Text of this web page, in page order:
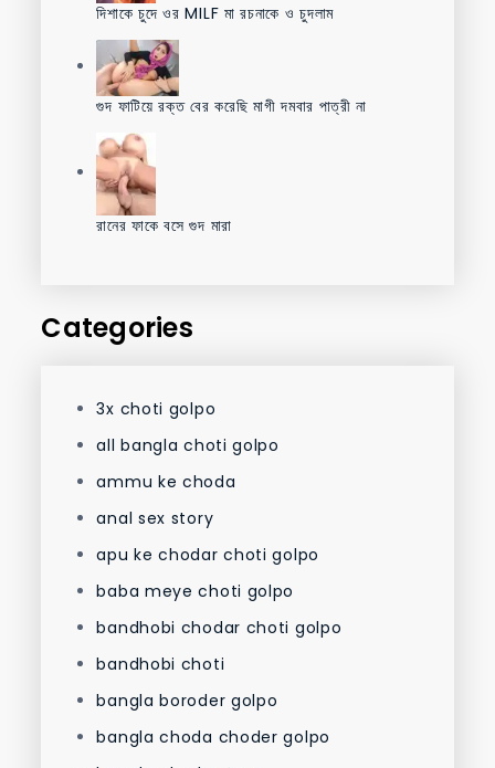
দিশাকে চুদে ওর MILF মা রচনাকে ও চুদলাম
গুদ ফাটিয়ে রক্ত বের করেছি মাগী দমবার পাত্রী না
রানের ফাকে বসে গুদ মারা
Categories
3x choti golpo
all bangla choti golpo
ammu ke choda
anal sex story
apu ke chodar choti golpo
baba meye choti golpo
bandhobi chodar choti golpo
bandhobi choti
bangla boroder golpo
bangla choda choder golpo